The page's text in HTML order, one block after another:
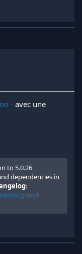
- avec une
to 5.0.26
dependencies in
:
gmod-